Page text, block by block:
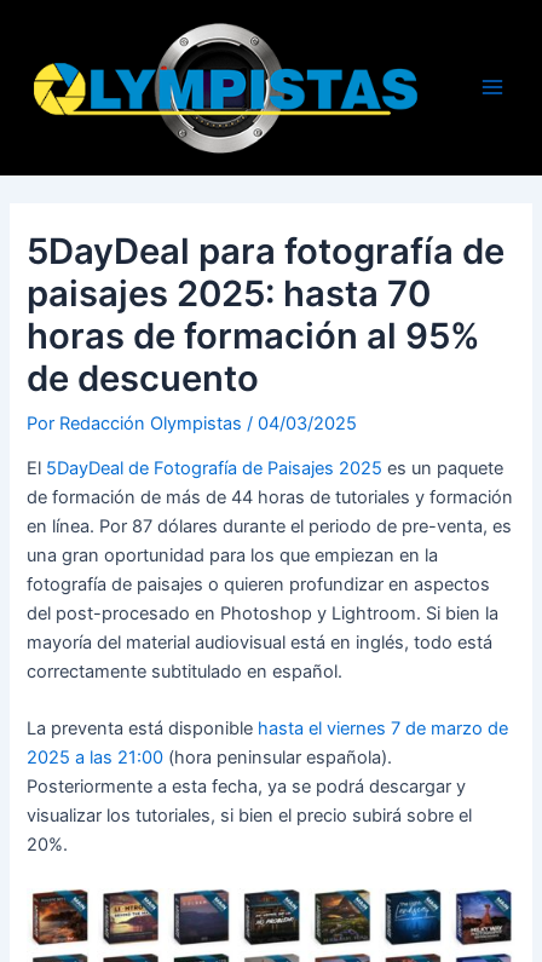
contenido
5DayDeal para fotografía de
paisajes 2025: hasta 70
horas de formación al 95%
de descuento
Por Redacción Olympistas /04/03/2025
El 5DayDeal de Fotografía de Paisajes 2025 es un paquete
de formación de más de 44 horas de tutoriales y formación
en línea. Por 87 dólares durante el periodo de pre-venta, es
una gran oportunidad para los que empiezan en la
fotografía de paisajes o quieren profundizar en aspectos
del post-procesado en Photoshop y Lightroom. Si bien la
mayoría del material audiovisual está en inglés, todo está
correctamente subtitulado en español.
La preventa está disponible hasta el viernes 7 de marzo de
2025 a las 21:00 (hora peninsular española).
Posteriormente a esta fecha, ya se podrá descargar y
visualizar los tutoriales, si bien el precio subirá sobre el
20%.